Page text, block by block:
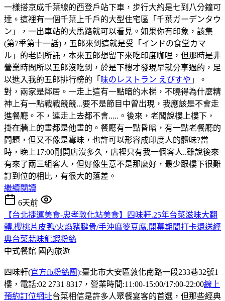
一樣搭京成千葉線的西登戶站下車，步行大約是七到八分鐘可
達。這裡有一個千葉上千戶的大型住宅區「千葉ガーデンタウ
ン」，一出車站的大馬路就可以看見。如果你有印象，該集
(第7季第十一話)，五郎來到這就是受「インドの食堂カマ
ル」的老闆所託，本來五郎想留下來吃印度咖哩，但那時是非
營業時間所以五郎沒吃到，於是下樓才發現早就分享過的，足
以進入我的五郎排行榜的「 味のレストラン えびすや 」。
對，兩家是鄰居。一走上這有一點暗的木梯，不曉得為什麼精
神上有一點戰戰競競...要不是節目中曾出現，我應該是不會走
進餐廳。不，連走上去都不會.....。後來，老闆說樓上樓下，
掛在牆上的畫都是他畫的。餐廳有一點昏暗，有一點老餐廳的
問題，但又不像是霉味，也許可以形容成印度人的體味?當
時，晚上17:00剛開店沒多久，店裡只有我一個客人..雖說後來
有來了兩三組客人，但好像生意不是那麼好，最少跟樓下很難
訂到位的相比，有很大的落差。
繼續閱讀
6天前
【台北捷運美食-忠孝敦化站美食】四味軒.25年台菜滋味大翻
轉.櫻桃片皮鴨/火焰豬腱骨/手沖麻婆豆腐.開幕期間打卡還送經
典台菜蒜味龍蝦粉絲
中式餐館 國內旅遊
四味軒(官方fb粉絲團):臺北市大安區敦化南路一段233巷32號1
樓，電話:02 2731 8317，營業時間:11:00-15:00/17:00-22:00線上
預約訂位網址台菜相信是許多人聚餐宴客的首選，但那些經典